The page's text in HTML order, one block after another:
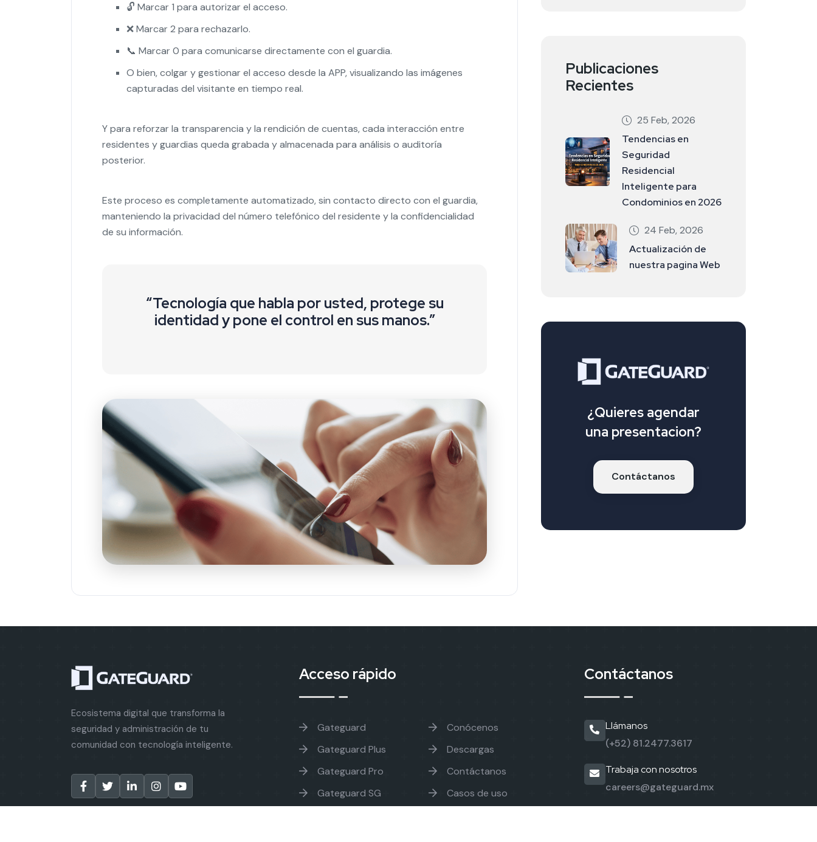
🔓 Marcar 1 para autorizar el acceso.
❌ Marcar 2 para rechazarlo.
📞 Marcar 0 para comunicarse directamente con el guardia.
O bien, colgar y gestionar el acceso desde la APP, visualizando las imágenes
capturadas del visitante en tiempo real.
Y para reforzar la transparencia y la rendición de cuentas, cada interacción entre
residentes y guardias queda grabada y almacenada para análisis o auditoría
posterior.
Este proceso es completamente automatizado, sin contacto directo con el guardia,
manteniendo la privacidad del número telefónico del residente y la confidencialidad
de su información.
“Tecnología que habla por usted, protege su
identidad y pone el control en sus manos.”
Publicaciones
Recientes
25 Feb, 2026
Tendencias en
Seguridad
Residencial
Inteligente para
Condominios en 2026
24 Feb, 2026
Actualización de
nuestra pagina Web
¿Quieres agendar
una presentacion?
Contáctanos
Ecosistema digital que transforma la
seguridad y administración de tu
comunidad con tecnología inteligente.
Acceso rápido
Gateguard
Gateguard Plus
Gateguard Pro
Gateguard SG
Conócenos
Descargas
Contáctanos
Casos de uso
Contáctanos
Llámanos
(+52) 81.2477.3617
Trabaja con nosotros
careers@gateguard.mx